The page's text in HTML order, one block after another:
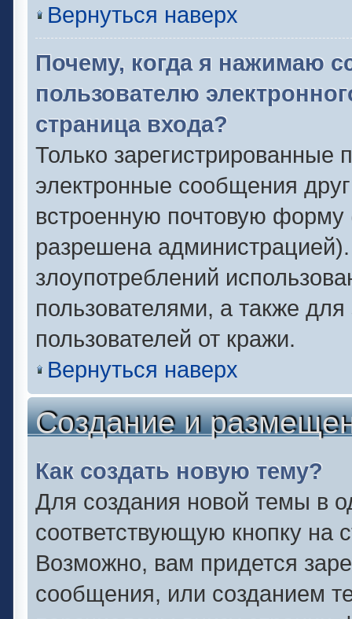
Вернуться наверх
Почему, когда я нажимаю
пользователю
страница входа?
Только зарегистрированные
электронные сообщения
встроенную почтовую
разрешена
злоупотреблений
пользователями, а также
пользователей от кражи.
Вернуться наверх
Создание и
Как создать новую тему?
Для создания новой темы в
соответствующую кнопку
Возможно, вам придется
сообщения, или созданием